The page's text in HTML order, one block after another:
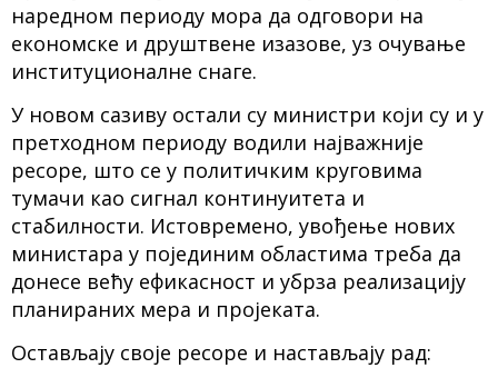
наредном периоду мора да одговори на
економске и друштвене изазове, уз очување
институционалне снаге.
У новом сазиву остали су министри који су и у
претходном периоду водили најважније
ресоре, што се у политичким круговима
тумачи као сигнал континуитета и
стабилности. Истовремено, увођење нових
министара у појединим областима треба да
донесе већу ефикасност и убрза реализацију
планираних мера и пројеката.
Остављају своје ресоре и настављају рад: